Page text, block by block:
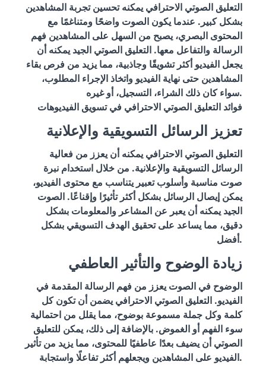
التعليق الصوتي الاحترافي يمكنه تحسين تجربة المشاهدين
بشكل كبير. عندما يكون الصوت واضحًا ومتناغمًا مع
المحتوى البصري، يصبح من السهل على المشاهدين فهم
الرسالة والتفاعل معها. التعليق الصوتي الجيد يمكنه أن
يجعل الفيديو أكثر تشويقًا وجاذبية، مما يزيد من فرص بقاء
المشاهدين حتى نهاية الفيديو واتخاذ الإجراء المطلوب،
سواء كان ذلك الشراء، التسجيل، أو غيره.
فوائد التعليق الصوتي الاحترافي في تسويق الفيديوهات
تعزيز الرسائل التسويقية والإعلانية
التعليق الصوتي الاحترافي يمكنه أن يعزز من فعالية
الرسائل التسويقية والإعلانية. من خلال استخدام نبرة
صوت مناسبة وأسلوب تعبير يتناسب مع محتوى الفيديو،
يمكن إيصال الرسائل بشكل أكثر تأثيرًا وإقناعًا. الصوت
الجيد يمكنه أن يعبر عن المشاعر والمعلومات بشكل
دقيق، مما يساعد على تحقيق الهدف التسويقي بشكل
أفضل.
زيادة الوضوح والتأثير العاطفي
الوضوح في الصوت يعزز من فهم الرسالة المقدمة في
الفيديو. التعليق الصوتي الاحترافي يضمن أن تكون كل
كلمة وكل جملة مسموعة بوضوح، مما يقلل من احتمالية
سوء الفهم أو الغموض. بالإضافة إلى ذلك، يمكن للتعليق
الصوتي أن يضيف بعدًا عاطفيًا للمحتوى، مما يزيد من تأثير
الفيديو على المشاهدين ويجعلهم أكثر تفاعلًا واستجابة.